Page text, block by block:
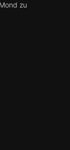
zu